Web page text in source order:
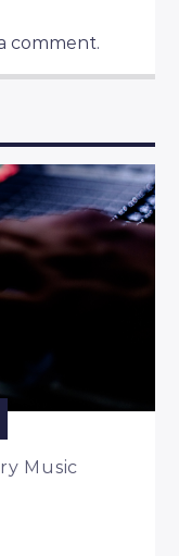
comment.
Music